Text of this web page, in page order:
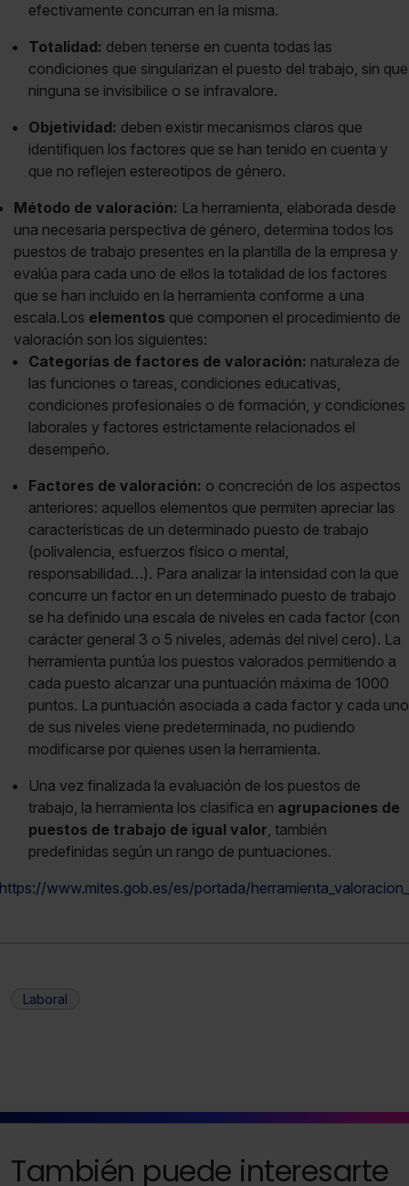
efectivamente concurran en la misma.
Totalidad: deben tenerse en cuenta todas las
condiciones que singularizan el puesto del trabajo, sin que
ninguna se invisibilice o se infravalore.
Objetividad: deben existir mecanismos claros que
identifiquen los factores que se han tenido en cuenta y
que no reflejen estereotipos de género.
Método de valoración: La herramienta, elaborada desde
una necesaria perspectiva de género, determina todos los
puestos de trabajo presentes en la plantilla de la empresa y
evalúa para cada uno de ellos la totalidad de los factores
que se han incluido en la herramienta conforme a una
escala.Los elementos que componen el procedimiento de
valoración son los siguientes:
Categorías de factores de valoración: naturaleza de
las funciones o tareas, condiciones educativas,
condiciones profesionales o de formación, y condiciones
laborales y factores estrictamente relacionados el
desempeño.
Factores de valoración: o concreción de los aspectos
anteriores: aquellos elementos que permiten apreciar las
características de un determinado puesto de trabajo
(polivalencia, esfuerzos físico o mental,
responsabilidad…). Para analizar la intensidad con la que
concurre un factor en un determinado puesto de trabajo
se ha definido una escala de niveles en cada factor (con
carácter general 3 o 5 niveles, además del nivel cero). La
herramienta puntúa los puestos valorados permitiendo a
cada puesto alcanzar una puntuación máxima de 1000
puntos. La puntuación asociada a cada factor y cada uno
de sus niveles viene predeterminada, no pudiendo
modificarse por quienes usen la herramienta.
Una vez finalizada la evaluación de los puestos de
trabajo, la herramienta los clasifica en agrupaciones de
puestos de trabajo de igual valor, también
predefinidas según un rango de puntuaciones.
https://www.mites.gob.es/es/portada/
Laboral
También puede interesarte